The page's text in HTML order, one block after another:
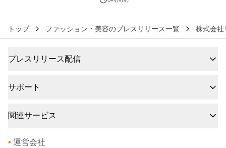
トップ ファッション・美容のプレスリリース一覧 株式会社
プレスリリース配信
サポート
関連サービス
• 運営会社